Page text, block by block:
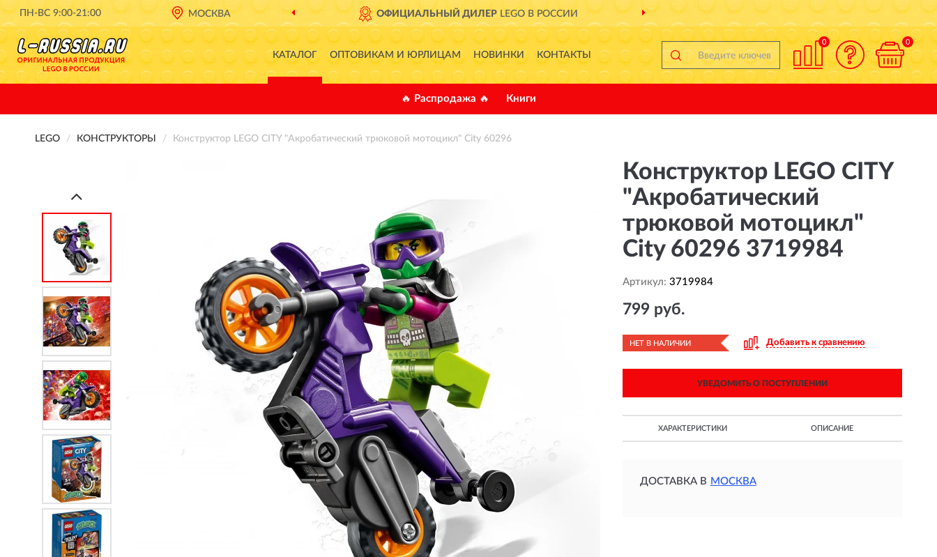
ПН-ВС 9:00-21:00 МОСКВА ОФИЦИАЛЬНЫЙ ДИЛЕР LEGO В РОССИИ ДОСТАВИМПО ВСЕЙ РОССИИ
КАТАЛОГ ОПТОВИКАМ И ЮРЛИЦАМ НОВИНКИ КОНТАКТЫ
0 0
🔥 Распродажа 🔥 Книги
LEGO КОНСТРУКТОРЫ Конструктор LEGO CITY "Акробатический трюковой мотоцикл" City 60296
Конструктор LEGO CITY
"Акробатический
трюковой мотоцикл"
City 60296 3719984
Артикул: 3719984
799 руб.
НЕТ В НАЛИЧИИ Добавить к сравнению
УВЕДОМИТЬ О ПОСТУПЛЕНИИ
ХАРАКТЕРИСТИКИ ОПИСАНИЕ
ДОСТАВКА В МОСКВА